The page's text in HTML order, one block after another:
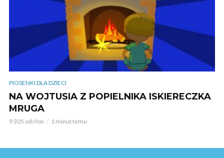
PIOSENKI DLA DZIECI
NA WOJTUSIA Z POPIELNIKA ISKIERECZKA
MRUGA
9 305 odsłon 1 minut temu